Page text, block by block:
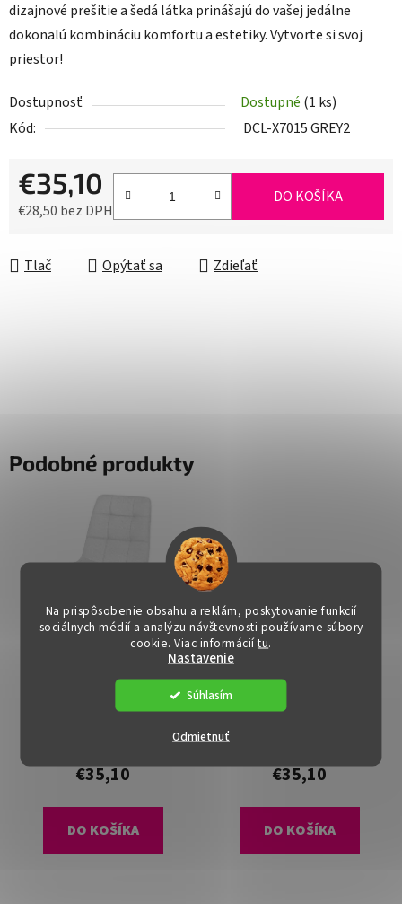
Na prispôsobenie obsahu a reklám, poskytovanie funkcií
sociálnych médií a analýzu návštevnosti používame súbory
cookie. Viac informáciítu.
Nastavenie
Odmietnuť
Súhlasím
dizajnové prešitie a šedá látka prinášajú do vašej jedálne
dokonalú kombináciu komfortu a estetiky. Vytvorte si svoj
priestor!
Dostupnosť Dostupné (1 ks)
Kód:
DCL-X7015 GREY2
€35,10
€28,50 bez DPH
DO KOŠÍKA
Tlač Opýtať sa Zdieľať
Podobné produkty
GISELA, Biela látka
€35,10
DO KOŠÍKA
GISELA, Žltá zamatová
€35,10
DO KOŠÍKA